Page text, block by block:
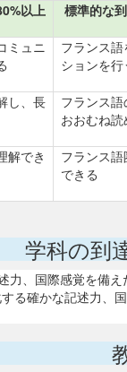
以上
標準的な
ミュニ
フランス
ションを
し、長
フランス
おおむね読
解でき
フランス
できる
学科の到
力、国際感覚を備
る確かな記述力、